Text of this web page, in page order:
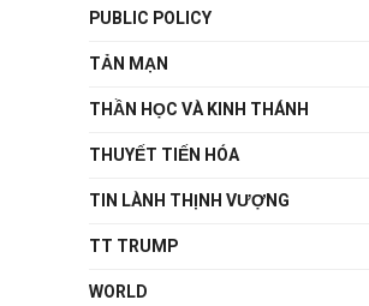
PUBLIC POLICY
TẢN MẠN
THẦN HỌC VÀ KINH THÁNH
THUYẾT TIẾN HÓA
TIN LÀNH THỊNH VƯỢNG
TT TRUMP
WORLD